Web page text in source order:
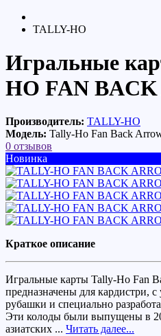
TALLY-HO
Игральные
HO FAN BACK
Производитель: TALLY-HO
Модель: Tally-Ho Fan Back
0 отзывов
Новинка
Краткое описание
Игральные карты Tally-Ho Fan
предназначены для кардистри,
рубашки и специально
Эти колоды были выпущены в
азиатских ... Читать далее...